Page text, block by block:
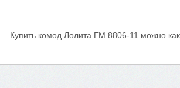
Купить комод Лолита ГМ 8806-11 можно